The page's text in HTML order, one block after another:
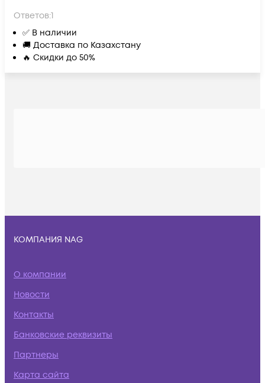
Ответов:1
✅ В наличии
🚚 Доставка по Казахстану
🔥 Скидки до 50%
КОМПАНИЯ NAG
О компании
Новости
Контакты
Банковские реквизиты
Партнеры
Карта сайта